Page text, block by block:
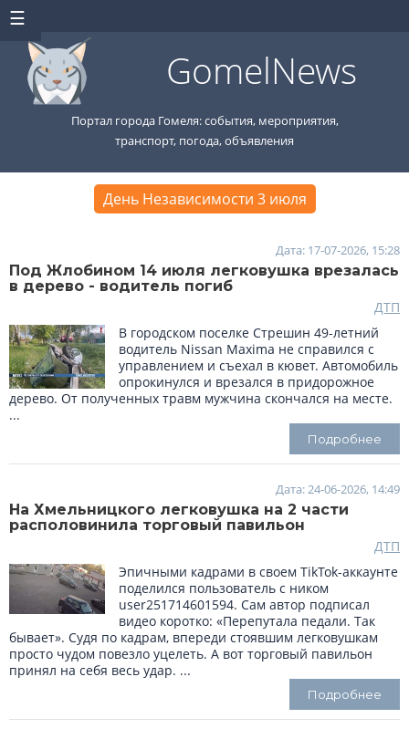
GomelNews
Портал города Гомеля: события, мероприятия,
транспорт, погода, объявления
День Независимости 3 июля
Дата: 17-07-2026, 15:28
Под Жлобином 14 июля легковушка врезалась
в дерево - водитель погиб
ДТП
В городском поселке Стрешин 49-летний
водитель Nissan Maxima не справился с
управлением и съехал в кювет. Автомобиль
опрокинулся и врезался в придорожное
дерево. От полученных травм мужчина скончался на месте.
...
Подробнее
Дата: 24-06-2026, 14:49
На Хмельницкого легковушка на 2 части
располовинила торговый павильон
ДТП
Эпичными кадрами в своем TikTok-аккаунте
поделился пользователь с ником
user251714601594. Сам автор подписал
видео коротко: «Перепутала педали. Так
бывает». Судя по кадрам, впереди стоявшим легковушкам
просто чудом повезло уцелеть. А вот торговый павильон
принял на себя весь удар. ...
Подробнее